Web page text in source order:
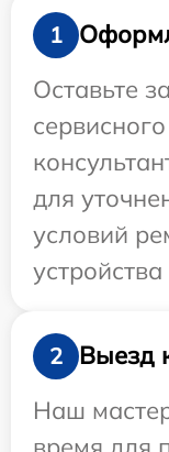
1
Оставьте
для
условий
2
Выезд
Наш